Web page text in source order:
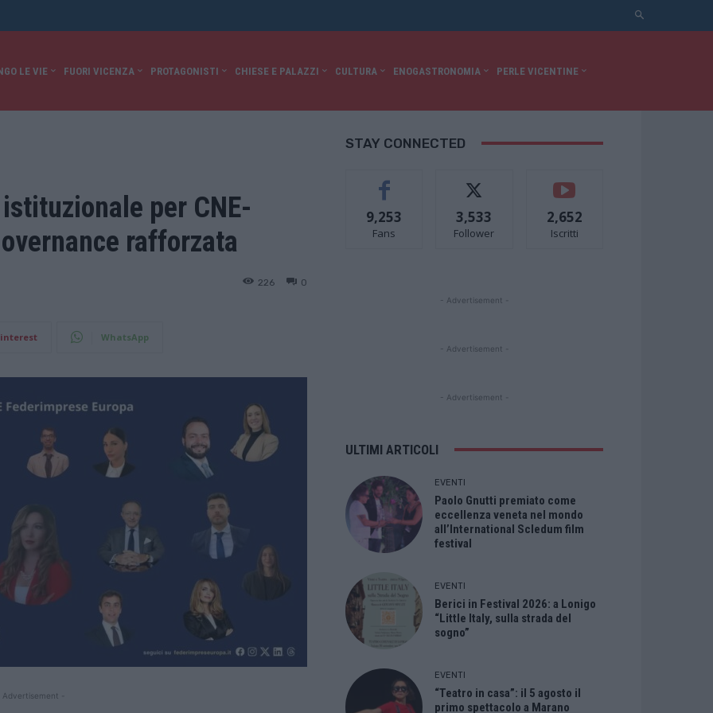
LE VIE FUORI VICENZA PROTAGONISTI CHIESE E PALAZZI CULTURA ENOGASTRONOMIA PERLE VICENTINE
per CNE-
rafforzata
0
226
WhatsApp
-
STAY CONNECTED
9,253
Fans
3,533
Follower
2,652
Iscritti
- Advertisement -
- Advertisement -
- Advertisement -
ULTIMI ARTICOLI
EVENTI
Paolo Gnutti premiato come
eccellenza veneta nel mondo
all’International Scledum film
festival
EVENTI
Berici in Festival 2026: a Lonigo
“Little Italy, sulla strada del
sogno”
EVENTI
“Teatro in casa”: il 5 agosto il
primo spettacolo a Marano